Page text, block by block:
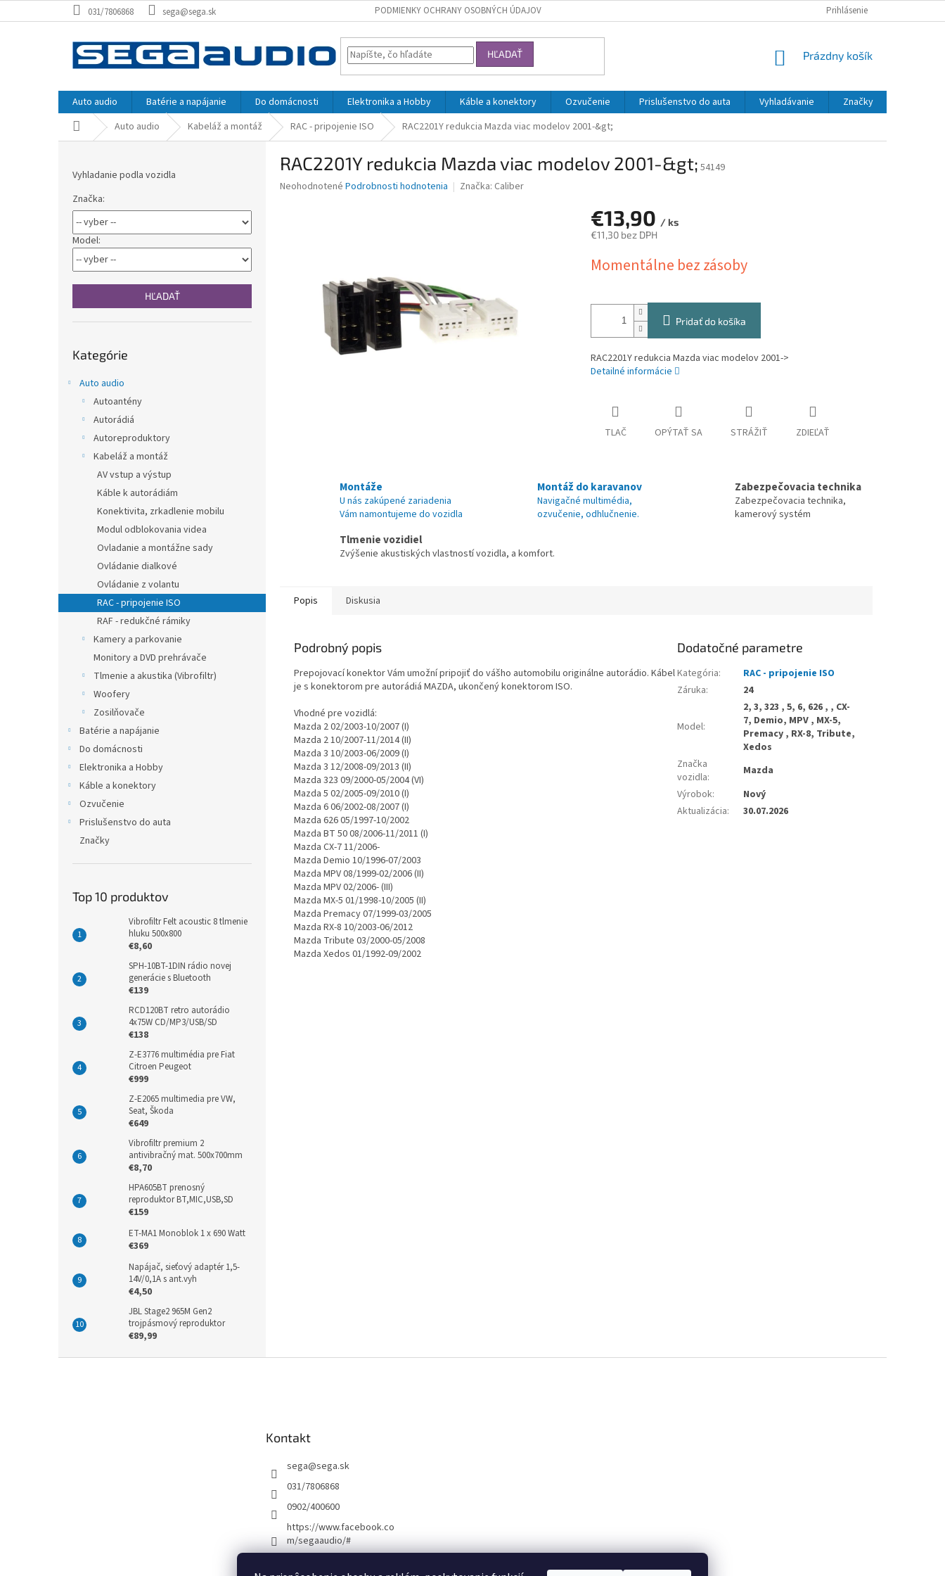
na
031/7806868 sega@sega.sk PODMIENKY OCHRANY OSOBNÝCH ÚDAJOV Prihlásenie
HĽADAŤ
NÁKUPNÝ
Prázdny košík
Auto audio Batérie a napájanie Do domácnosti Elektronika a Hobby Káble a konektory Ozvučenie Prislušenstvo do auta Vyhladávanie
Značky
DomovAuto audio Kabeláž a montáž RAC - pripojenie ISO RAC2201Y redukcia Mazda viac modelov 2001-&gt;
Vyhladanie podla vozidla
Značka:
Model:
HĽADAŤ
kategórie
Kategórie
Auto audio
Autoantény
Autorádiá
Autoreproduktory
Kabeláž a montáž
AV vstup a výstup
Káble k autorádiám
Konektivita, zrkadlenie mobilu
Modul odblokovania videa
Ovladanie a montážne sady
Ovládanie dialkové
Ovládanie z volantu
RAC - pripojenie ISO
RAF - redukčné rámiky
Kamery a parkovanie
Monitory a DVD prehrávače
Tlmenie a akustika (Vibrofiltr)
Woofery
Zosilňovače
Batérie a napájanie
Do domácnosti
Elektronika a Hobby
Káble a konektory
Ozvučenie
Prislušenstvo do auta
Značky
Top 10 produktov
Vibrofiltr Felt acoustic 8 tlmenie
hluku 500x800
€8,60
SPH-10BT-1DIN rádio novej
generácie s Bluetooth
€139
RCD120BT retro autorádio
4x75W CD/MP3/USB/SD
€138
Z-E3776 multimédia pre Fiat
Citroen Peugeot
€999
Z-E2065 multimedia pre VW,
Seat, Škoda
€649
Vibrofiltr premium 2
antivibračný mat. 500x700mm
€8,70
HPA605BT prenosný
reproduktor BT,MIC,USB,SD
€159
ET-MA1 Monoblok 1 x 690 Watt
€369
Napájač, sieťový adaptér 1,5-
14V/0,1A s ant.vyh
€4,50
JBL Stage2 965M Gen2
trojpásmový reproduktor
€89,99
RAC2201Y redukcia Mazda viac modelov 2001-&gt; 54149
Priemerné
Neohodnotené Podrobnosti hodnotenia Značka: Caliber
€13,90 / ks
€11,30 bez DPH
cena:
Momentálne bez zásoby
Pridať do košíka
RAC2201Y redukcia Mazda viac modelov 2001->
Detailné informácie
TLAČ OPÝTAŤ SA STRÁŽIŤ ZDIEĽAŤ
Montáže
U nás zakúpené zariadenia
Vám namontujeme do vozidla
Montáž do karavanov
Navigačné multimédia,
ozvučenie, odhlučnenie.
Zabezpečovacia technika
Zabezpečovacia technika,
kamerový systém
Tlmenie vozidiel
Zvýšenie akustiských vlastností vozidla, a komfort.
Popis Diskusia
Podrobný popis
Prepojovací konektor Vám umožní pripojiť do vášho automobilu originálne autorádio. Kábel
je s konektorom pre autorádiá MAZDA, ukončený konektorom ISO.
Vhodné pre vozidlá:
Mazda 2 02/2003-10/2007 (I)
Mazda 2 10/2007-11/2014 (II)
Mazda 3 10/2003-06/2009 (I)
Mazda 3 12/2008-09/2013 (II)
Mazda 323 09/2000-05/2004 (VI)
Mazda 5 02/2005-09/2010 (I)
Mazda 6 06/2002-08/2007 (I)
Mazda 626 05/1997-10/2002
Mazda BT 50 08/2006-11/2011 (I)
Mazda CX-7 11/2006-
Mazda Demio 10/1996-07/2003
Mazda MPV 08/1999-02/2006 (II)
Mazda MPV 02/2006- (III)
Mazda MX-5 01/1998-10/2005 (II)
Mazda Premacy 07/1999-03/2005
Mazda RX-8 10/2003-06/2012
Mazda Tribute 03/2000-05/2008
Mazda Xedos 01/1992-09/2002
Dodatočné parametre
Kategória:
RAC - pripojenie ISO
Záruka: 24
Model:
2, 3, 323 , 5, 6, 626 , , CX-
7, Demio, MPV , MX-5,
Premacy , RX-8, Tribute,
Xedos
Značka
vozidla:
Mazda
Výrobok:
Nový
Aktualizácia: 30.07.2026
Kontakt
sega@sega.sk
031/7806868
0902/400600
https://www.facebook.co
m/segaaudio/#